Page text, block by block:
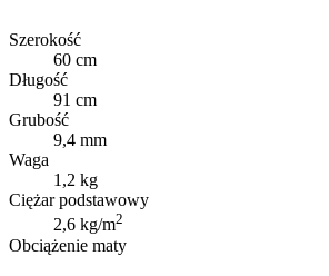
Szerokość
60 cm
Długość
91 cm
Grubość
9,4 mm
Waga
1,2 kg
Ciężar podstawowy
2,6 kg/m2
Obciążenie maty